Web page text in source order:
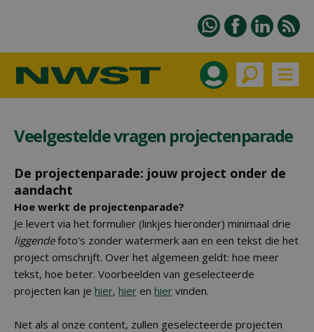
Veelgestelde vragen projectenparade
De projectenparade: jouw project onder de
aandacht
Hoe werkt de projectenparade?
Je levert via het formulier (linkjes hieronder) minimaal drie
liggendefoto's zonder watermerk aan en een tekst die het
project omschrijft. Over het algemeen geldt: hoe meer
tekst, hoe beter. Voorbeelden van geselecteerde
projecten kan je hier, hier en hier vinden.
Net als al onze content, zullen geselecteerde projecten